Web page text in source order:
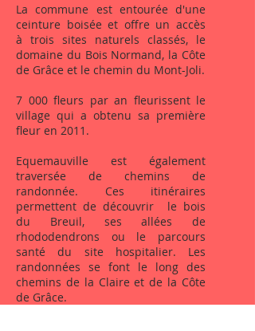
La commune est entourée d'une
ceinture boisée et offre un accès
à trois sites naturels classés, le
domaine du Bois Normand, la Côte
de Grâce et le chemin du Mont-Joli.
7 000 fleurs par an fleurissent le
village qui a obtenu sa première
fleur en 2011.
Equemauville est également
traversée de chemins de
randonnée. Ces itinéraires
permettent de découvrir le bois
du Breuil, ses allées de
rhododendrons ou le parcours
santé du site hospitalier. Les
randonnées se font le long des
chemins de la Claire et de la Côte
de Grâce.